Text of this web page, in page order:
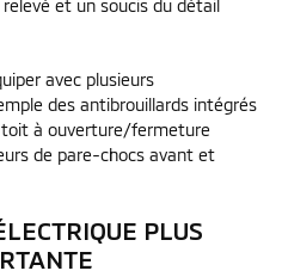
et un soucis du détail
avec plusieurs
des antibrouillards intégrés
à ouverture/fermeture
de pare-chocs avant et
PLUS